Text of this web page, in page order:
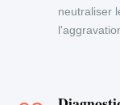
neutraliser